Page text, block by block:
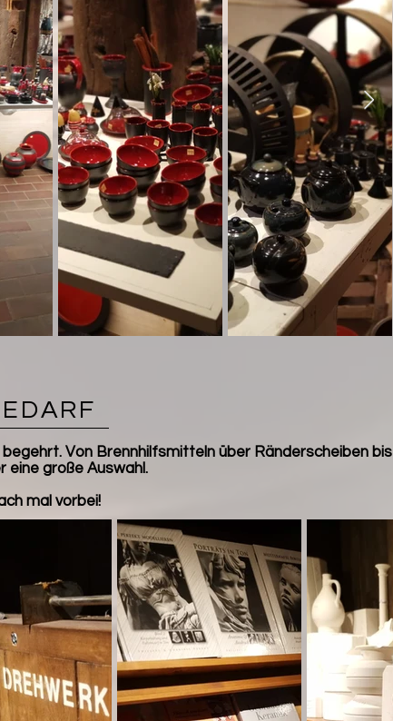
Von Brennhilfsmitteln über Ränderscheiben bis
eine große Auswahl.
mal vorbei!